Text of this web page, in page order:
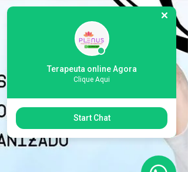
Terapeuta online Agora
Clique Aqui
Start Chat